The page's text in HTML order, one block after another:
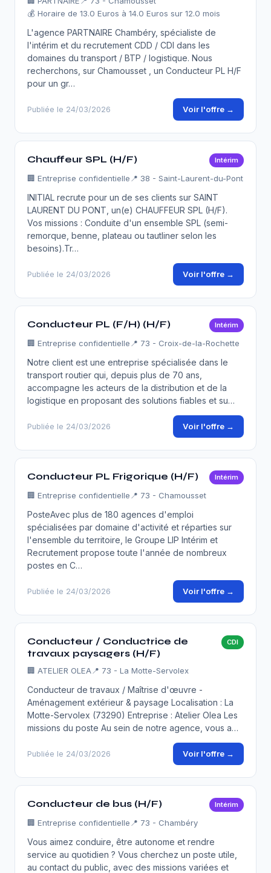
💰 Horaire de 13.0 Euros à 14.0 Euros sur 12.0 mois
L'agence PARTNAIRE Chambéry, spécialiste de
l'intérim et du recrutement CDD / CDI dans les
domaines du transport / BTP / logistique. Nous
recherchons, sur Chamousset , un Conducteur PL H/F
pour un gr…
Publiée le 24/03/2026 Voir l'offre →
Chauffeur SPL (H/F) Intérim
🏢 Entreprise confidentielle 📍 38 - Saint-Laurent-du-Pont
INITIAL recrute pour un de ses clients sur SAINT
LAURENT DU PONT, un(e) CHAUFFEUR SPL (H/F).
Vos missions : Conduite d'un ensemble SPL (semi-
remorque, benne, plateau ou tautliner selon les
besoins).Tr…
Publiée le 24/03/2026 Voir l'offre →
Conducteur PL (F/H) (H/F) Intérim
🏢 Entreprise confidentielle 📍 73 - Croix-de-la-Rochette
Notre client est une entreprise spécialisée dans le
transport routier qui, depuis plus de 70 ans,
accompagne les acteurs de la distribution et de la
logistique en proposant des solutions fiables et su…
Publiée le 24/03/2026 Voir l'offre →
Conducteur PL Frigorique (H/F) Intérim
🏢 Entreprise confidentielle 📍 73 - Chamousset
PosteAvec plus de 180 agences d'emploi
spécialisées par domaine d'activité et réparties sur
l'ensemble du territoire, le Groupe LIP Intérim et
Recrutement propose toute l'année de nombreux
postes en C…
Publiée le 24/03/2026 Voir l'offre →
Conducteur / Conductrice de
travaux paysagers (H/F)
CDI
🏢 ATELIER OLEA📍 73 - La Motte-Servolex
Conducteur de travaux / Maîtrise d'œuvre -
Aménagement extérieur & paysage Localisation : La
Motte-Servolex (73290) Entreprise : Atelier Olea Les
missions du poste Au sein de notre agence, vous a…
Publiée le 24/03/2026 Voir l'offre →
Conducteur de bus (H/F) Intérim
🏢 Entreprise confidentielle 📍 73 - Chambéry
Vous aimez conduire, être autonome et rendre
service au quotidien ? Vous cherchez un poste utile,
au contact du public, avec des missions variées et